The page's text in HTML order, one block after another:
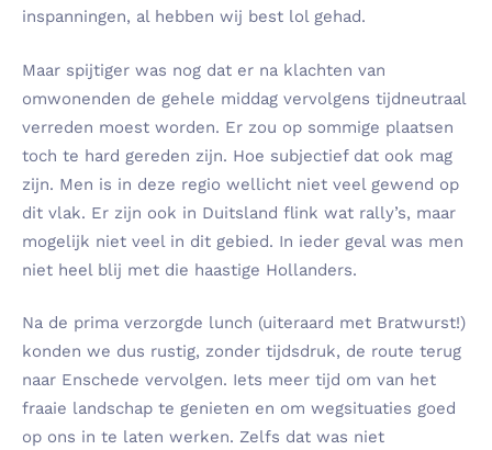
inspanningen, al hebben wij best lol gehad.
Maar spijtiger was nog dat er na klachten van
omwonenden de gehele middag vervolgens tijdneutraal
verreden moest worden. Er zou op sommige plaatsen
toch te hard gereden zijn. Hoe subjectief dat ook mag
zijn. Men is in deze regio wellicht niet veel gewend op
dit vlak. Er zijn ook in Duitsland flink wat rally’s, maar
mogelijk niet veel in dit gebied. In ieder geval was men
niet heel blij met die haastige Hollanders.
Na de prima verzorgde lunch (uiteraard met Bratwurst!)
konden we dus rustig, zonder tijdsdruk, de route terug
naar Enschede vervolgen. Iets meer tijd om van het
fraaie landschap te genieten en om wegsituaties goed
op ons in te laten werken. Zelfs dat was niet